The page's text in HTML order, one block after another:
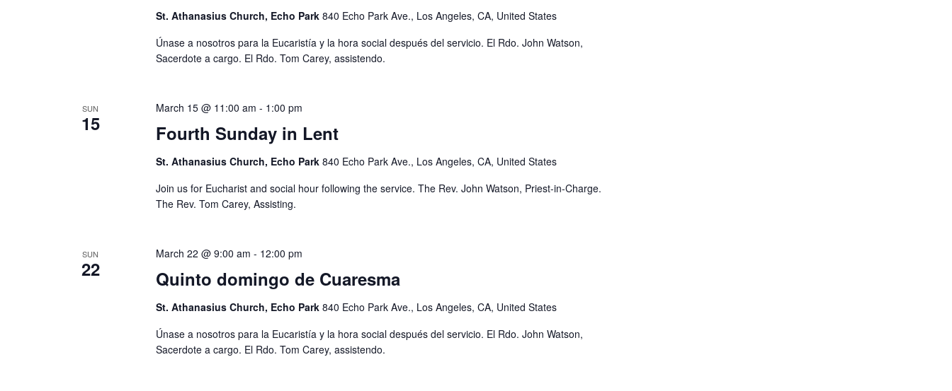
St. Athanasius Church, Echo Park 840 Echo Park Ave., Los Angeles, CA, United States
Únase a nosotros para la Eucaristía y la hora social después del servicio. El Rdo. John Watson,
Sacerdote a cargo. El Rdo. Tom Carey, assistendo.
SUN
15 Fourth Sunday in Lent
March 15 @ 11:00 am - 1:00 pm
St. Athanasius Church, Echo Park 840 Echo Park Ave., Los Angeles, CA, United States
Join us for Eucharist and social hour following the service. The Rev. John Watson, Priest-in-Charge.
The Rev. Tom Carey, Assisting.
SUN
22 Quinto domingo de Cuaresma
March 22 @ 9:00 am - 12:00 pm
St. Athanasius Church, Echo Park 840 Echo Park Ave., Los Angeles, CA, United States
Únase a nosotros para la Eucaristía y la hora social después del servicio. El Rdo. John Watson,
Sacerdote a cargo. El Rdo. Tom Carey, assistendo.